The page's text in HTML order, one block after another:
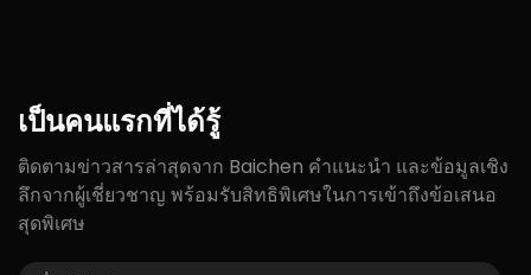
เป็นคนแรกที่ได้รู้
ติดตามข่าวสารล่าสุดจาก Baichen คำแนะนำ และข้อมูลเชิง
ลึกจากผู้เชี่ยวชาญ พร้อมรับสิทธิพิเศษในการเข้าถึงข้อเสนอ
สุดพิเศษ